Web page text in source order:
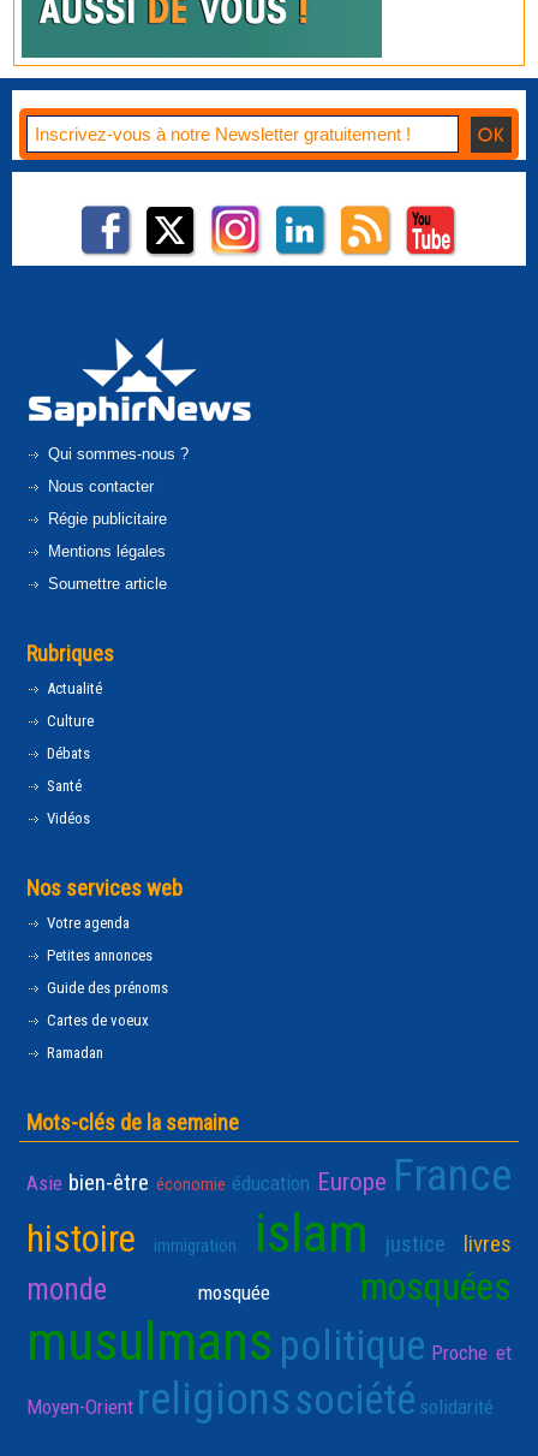
Qui sommes-nous ?
Nous contacter
Régie publicitaire
Mentions légales
Soumettre article
Rubriques
Actualité
Culture
Débats
Santé
Vidéos
Nos services web
Votre agenda
Petites annonces
Guide des prénoms
Cartes de voeux
Ramadan
Mots-clés de la semaine
Asie bien-être économie éducation Europe France
histoire immigration islam justice livres
monde mosquée mosquées
musulmans politique Proche et
Moyen-Orient religionssociété solidarité